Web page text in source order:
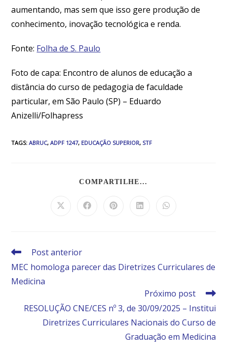
aumentando, mas sem que isso gere produção de
conhecimento, inovação tecnológica e renda.
Fonte: Folha de S. Paulo
Foto de capa: Encontro de alunos de educação a
distância do curso de pedagogia de faculdade
particular, em São Paulo (SP) – Eduardo
Anizelli/Folhapress
TAGS:ABRUC, ADPF 1247, EDUCAÇÃO SUPERIOR, STF
COMPARTILHE...
Post anterior
MEC homologa parecer das Diretrizes Curriculares de
Medicina
Próximo post
RESOLUÇÃO CNE/CES nº 3, de 30/09/2025 – Institui
Diretrizes Curriculares Nacionais do Curso de
Graduação em Medicina